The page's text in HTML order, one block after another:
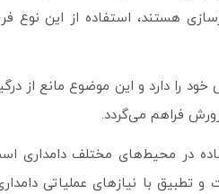
هستند، استفاده از این نوع
را دارد و این موضوع مانع از
فراهم می‌گردد.
و کارآمد برای استفاده در محیط‌های
تطبیق با نیازهای عملیاتی